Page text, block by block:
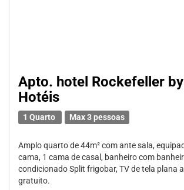
Apto. hotel Rockefeller
Hotéis
1 Quarto Max 3 pessoas
Amplo quarto de 44m² com ante sala,
cama, 1 cama de casal, banheiro com
condicionado Split frigobar, TV de tela plana
gratuito.